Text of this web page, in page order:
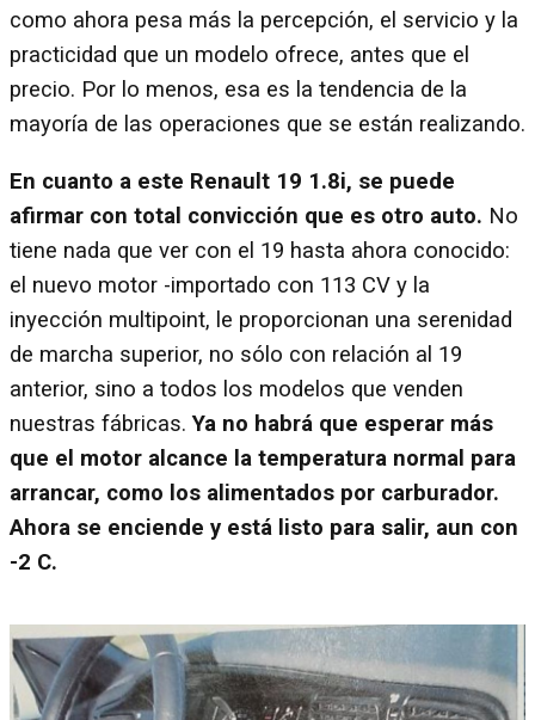
como ahora pesa más la percepción, el servicio y la
practicidad que un modelo ofrece, antes que el
precio. Por lo menos, esa es la tendencia de la
mayoría de las operaciones que se están realizando.
En cuanto a este Renault 19 1.8i, se puede
afirmar con total convicción que es otro auto. No
tiene nada que ver con el 19 hasta ahora conocido:
el nuevo motor -importado con 113 CV y la
inyección multipoint, le proporcionan una serenidad
de marcha superior, no sólo con relación al 19
anterior, sino a todos los modelos que venden
nuestras fábricas.Ya no habrá que esperar más
que el motor alcance la temperatura normal para
arrancar, como los alimentados por carburador.
Ahora se enciende y está listo para salir, aun con
-2 C.